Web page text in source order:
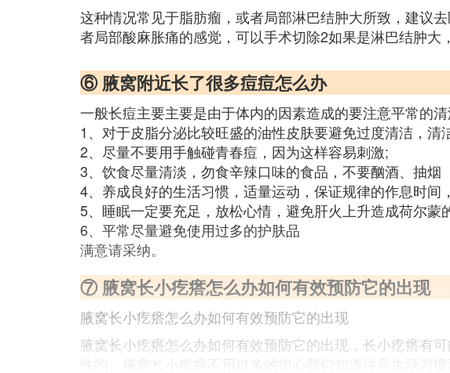
这种情况常见于脂肪瘤，或者局部淋巴结肿大所致，建议
者局部酸麻胀痛的感觉，可以手术切除2如果是淋巴结肿大
⑥ 腋窝附近长了很多痘痘怎么办
一般长痘主要主要是由于体内的因素造成的要注意平常的
1、对于皮脂分泌比较旺盛的油性皮肤要避免过度清洁，
2、尽量不要用手触碰青春痘，因为这样容易刺激;
3、饮食尽量清淡，勿食辛辣口味的食品，不要酗酒、抽烟
4、养成良好的生活习惯，适量运动，保证规律的作息时间
5、睡眠一定要充足，放松心情，避免肝火上升造成荷尔蒙
6、平常尽量避免使用过多的护肤品
满意请采纳。
⑦ 腋窝长小疙瘩怎么办如何有效预防它的出现
腋窝长小疙瘩怎么办如何有效预防它的出现
腋窝长小疙瘩怎么办如何有效预防它的出现，长小疙瘩有